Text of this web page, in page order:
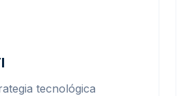
tecnológica